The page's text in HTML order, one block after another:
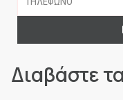
Διαβάστε